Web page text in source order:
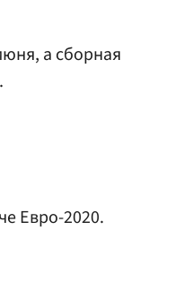
а сборная
Евро-2020.